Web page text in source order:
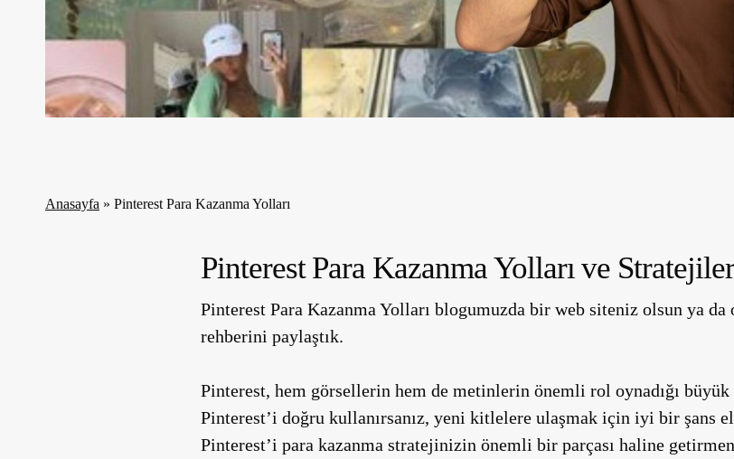
Anasayfa » Pinterest Para Kazanma Yolları
Pinterest Para Kazanma Yolları ve
Pinterest Para Kazanma Yolları blogumuzda bir web siteniz olsun ya da
rehberini paylaştık.
Pinterest, hem görsellerin hem de metinlerin önemli rol oynadığı
Pinterest’i doğru kullanırsanız, yeni kitlelere ulaşmak için iyi bir şans
Pinterest’i para kazanma stratejinizin önemli bir parçası haline